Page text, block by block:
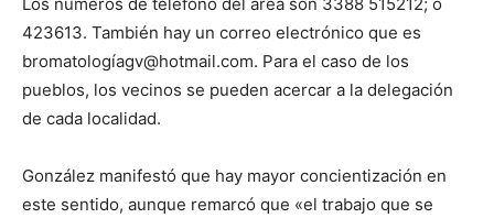
Los números de teléfono del área son 3388 515212; o
423613. También hay un correo electrónico que es
bromatologíagv@hotmail.com. Para el caso de los
pueblos, los vecinos se pueden acercar a la delegación
de cada localidad.
González manifestó que hay mayor concientización en
este sentido, aunque remarcó que «el trabajo que se